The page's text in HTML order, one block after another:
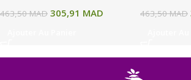
463,50MAD 305,91 MAD 463,50MAD